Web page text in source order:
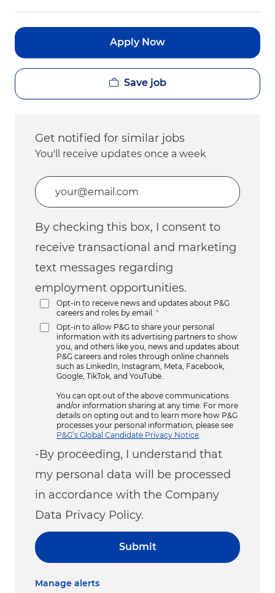
Apply Now
Save job
Get notified for similar jobs
You'll receive updates once a week
Enter Email address (Required)
By checking this box, I consent to
receive transactional and marketing
text messages regarding
employment opportunities.
Opt-in to receive news and updates about P&G
careers and roles by email.
*
Opt-in to allow P&G to share your personal
information with its advertising partners to show
you, and others like you, news and updates about
P&G careers and roles through online channels
such as LinkedIn, Instagram, Meta, Facebook,
Google, TikTok, and YouTube.
You can opt out of the above communications
and/or information sharing at any time. For more
details on opting out and to learn more how P&G
processes your personal information, please see
P&G’s Global Candidate Privacy Notice
-By proceeding, I understand that
my personal data will be processed
in accordance with the Company
Data Privacy Policy.
Submit
Manage alerts